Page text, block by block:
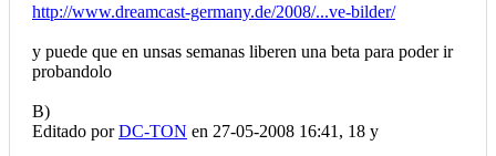
http://www.dreamcast-germany.de/2008/...ve-bilder/
y puede que en unsas semanas liberen una beta para poder ir
probandolo
B)
Editado porDC-TON en 27-05-2008 16:41, 18 y